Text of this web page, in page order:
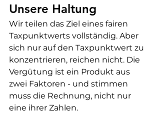
Unsere Haltung
Wir teilen das Ziel eines fairen
Taxpunktwerts vollständig. Aber
sich nur auf den Taxpunktwert zu
konzentrieren, reichen nicht. Die
Vergütung ist ein Produkt aus
zwei Faktoren - und stimmen
muss die Rechnung, nicht nur
eine ihrer Zahlen.